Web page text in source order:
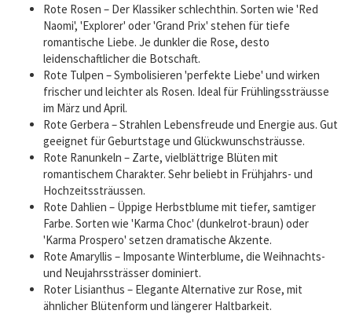
Rote Rosen – Der Klassiker schlechthin. Sorten wie 'Red
Naomi', 'Explorer' oder 'Grand Prix' stehen für tiefe
romantische Liebe. Je dunkler die Rose, desto
leidenschaftlicher die Botschaft.
Rote Tulpen – Symbolisieren 'perfekte Liebe' und wirken
frischer und leichter als Rosen. Ideal für Frühlingssträusse
im März und April.
Rote Gerbera – Strahlen Lebensfreude und Energie aus. Gut
geeignet für Geburtstage und Glückwunschsträusse.
Rote Ranunkeln – Zarte, vielblättrige Blüten mit
romantischem Charakter. Sehr beliebt in Frühjahrs- und
Hochzeitssträussen.
Rote Dahlien – Üppige Herbstblume mit tiefer, samtiger
Farbe. Sorten wie 'Karma Choc' (dunkelrot-braun) oder
'Karma Prospero' setzen dramatische Akzente.
Rote Amaryllis – Imposante Winterblume, die Weihnachts-
und Neujahrssträsser dominiert.
Roter Lisianthus – Elegante Alternative zur Rose, mit
ähnlicher Blütenform und längerer Haltbarkeit.